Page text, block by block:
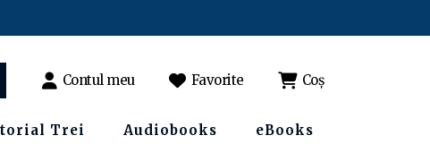
Contul meu Favorite Coș
Trei Audiobooks eBooks